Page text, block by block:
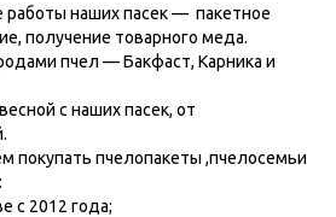
наших пасек — пакетное
получение товарного меда.
пчел — Бакфаст, Карника и
с наших пасек, от
покупать пчелопакеты ,пчелосемьи
с 2012 года;